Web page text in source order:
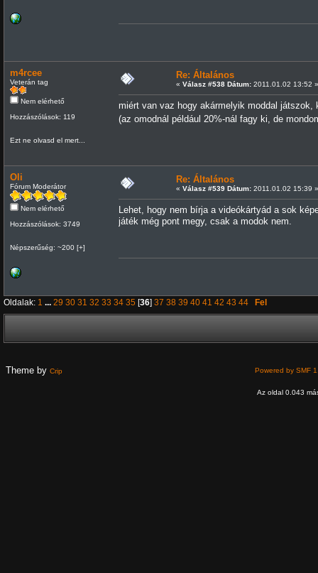
m4rcee
Veterán tag
Nem elérhető
Hozzászólások: 119
Ezt ne olvasd el mert...
Re: Általános
« Válasz #538 Dátum:2011.01.02 13:52 »
miért van vaz hogy akármelyik moddal
(az omodnál például 20%-nál fagy ki, de
Oli
Fórum Moderátor
Nem elérhető
Hozzászólások: 3749
Népszerűség: ~200 [+]
Re: Általános
« Válasz #539 Dátum:2011.01.02 15:39 »
Lehet, hogy nem bírja a videókártyád a sok
játék még pont megy, csak a modok nem.
Oldalak: 1 ... 29 30 31 32 33 34 35 [36] 37 38 39 40 41 42 43 44 Fel
Theme by Crip Powered by SMF
Az oldal 0.043